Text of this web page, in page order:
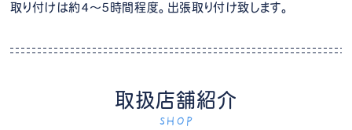
取り付けは約4～5時間程度。出張取り付け致します。
取扱店舗紹介
SHOP